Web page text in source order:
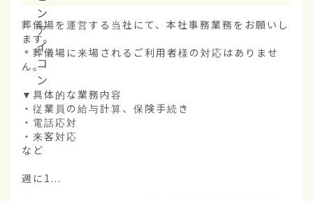
葬儀場を運営する当社にて、本社事務業務をお願いし
ます。
＊葬儀場に来場されるご利用者様の対応はありませ
ん。
▼具体的な業務内容
・従業員の給与計算、保険手続き
・電話応対
・来客対応
など
週に1...